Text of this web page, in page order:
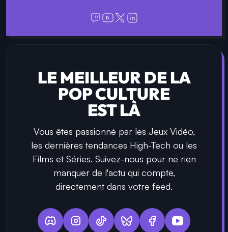
LE MEILLEUR DE LA
POP CULTURE
EST LÀ
Vous êtes passionné par les Jeux Vidéo,
les dernières tendances High-Tech ou les
Films et Séries. Suivez-nous pour ne rien
manquer de l'actu qui compte,
directement dans votre feed.